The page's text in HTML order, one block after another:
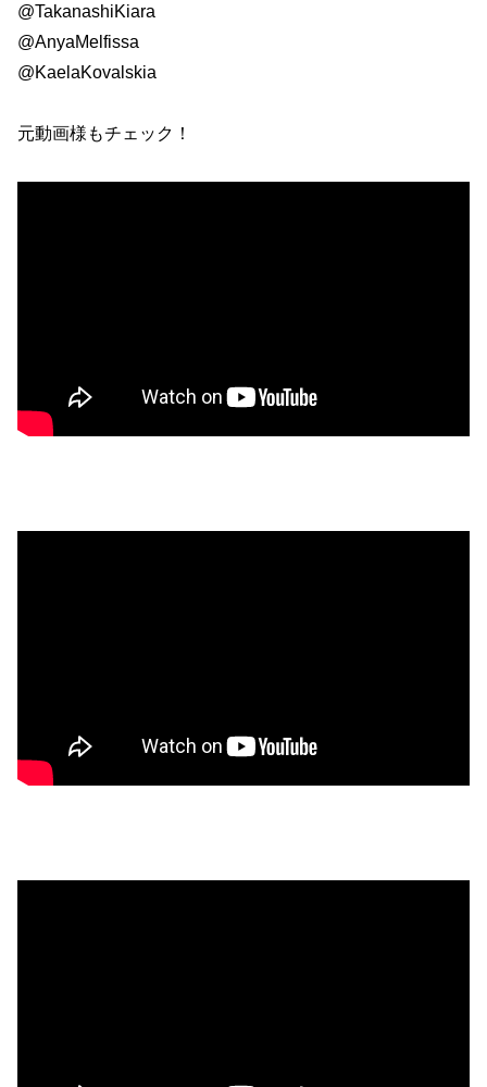
@TakanashiKiara
@AnyaMelfissa
@KaelaKovalskia
元動画様もチェック！